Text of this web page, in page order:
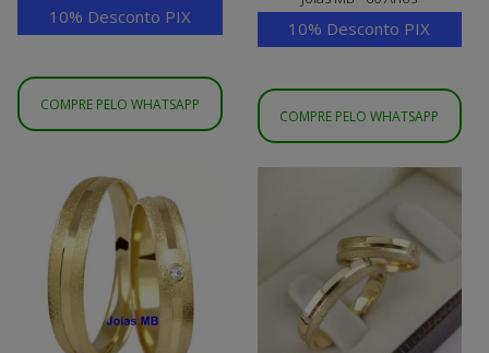
10% Desconto PIX
COMPRE PELO WHATSAPP
10% Desconto PIX
COMPRE PELO WHATSAPP